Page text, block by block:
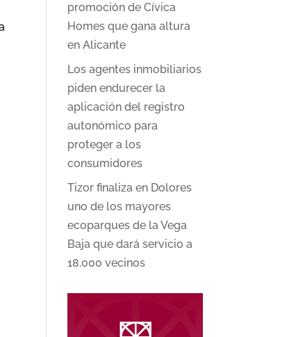
promoción de Cívica
Homes que gana altura
en Alicante
Los agentes inmobiliarios
piden endurecer la
aplicación del registro
autonómico para
proteger a los
consumidores
Tizor finaliza en Dolores
uno de los mayores
ecoparques de la Vega
Baja que dará servicio a
18.000 vecinos